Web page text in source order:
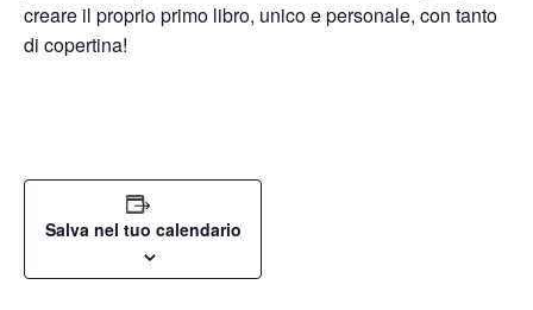
creare il proprioprimo libro, unicoepersonale, con tanto
di copertina!
Salva nel tuo calendario